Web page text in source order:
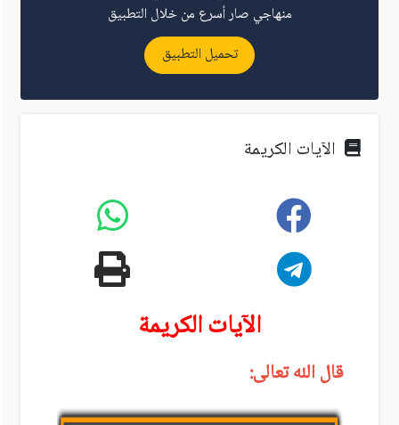
منهاجي صار أسرع من خلال التطبيق
تحميل التطبيق
الآيات الكريمة
الآيات الكريمة
قال الله تعالى: